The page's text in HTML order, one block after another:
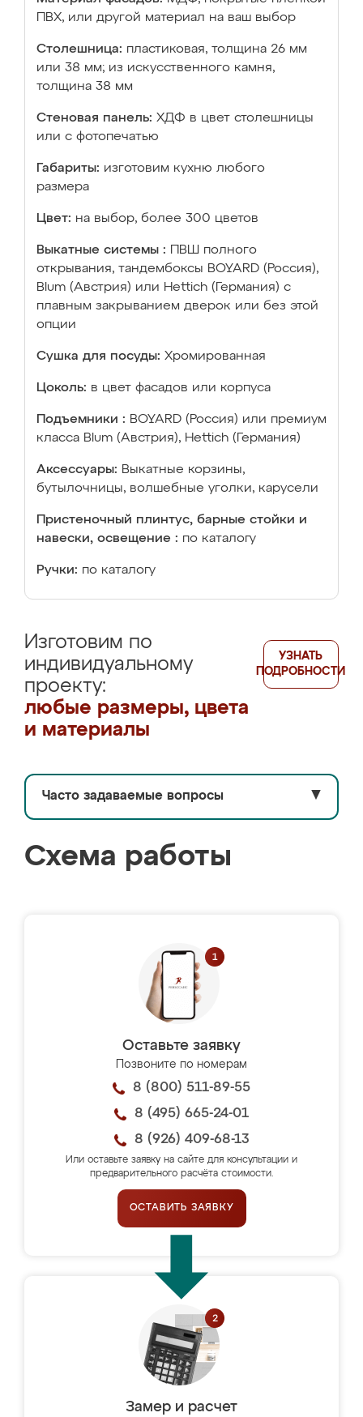
ПВХ, или другой материал на ваш выбор
Столешница: пластиковая, толщина 26 мм
или 38 мм; из искусственного камня,
толщина 38 мм
Стеновая панель: ХДФ в цвет столешницы
или с фотопечатью
Габариты: изготовим кухню любого
размера
Цвет: на выбор, более 300 цветов
Выкатные системы :
ПВШ полного
открывания, тандембоксы BOYARD (Россия),
Blum (Австрия) или Hettich (Германия) с
плавным закрыванием дверок или без этой
опции
Сушка для посуды: Хромированная
Цоколь: в цвет фасадов или корпуса
Подъемники : BOYARD (Россия) или премиум
класса Blum (Австрия), Hettich (Германия)
Аксессуары: Выкатные корзины,
бутылочницы, волшебные уголки, карусели
Пристеночный плинтус, барные стойки и
навески, освещение : по каталогу
Ручки: по каталогу
Изготовим по
индивидуальному
проекту:
любые размеры, цвета
и материалы
УЗНАТЬ
ПОДРОБНОСТИ
Часто задаваемые вопросы ▼
Схема работы
Оставьте заявку
Позвоните по номерам
8 (800) 511-89-55
8 (495) 665-24-01
8 (926) 409-68-13
Или оставьте заявку на сайте для консультации и
предварительного расчёта стоимости.
ОСТАВИТЬ ЗАЯВКУ
Замер и расчет